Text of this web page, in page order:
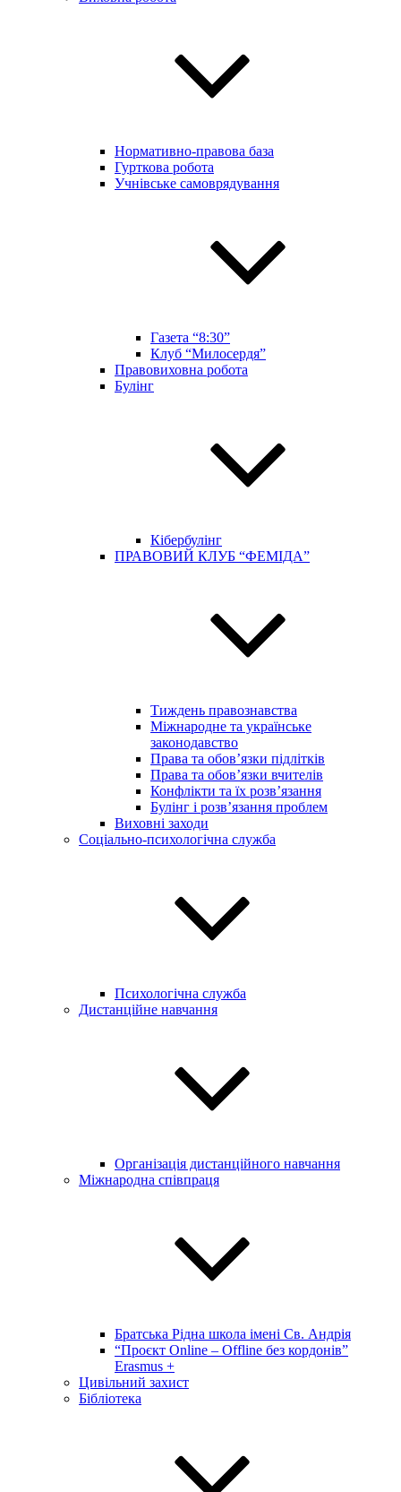
Нормативно-правова база
Гурткова робота
Учнівське самоврядування
Газета “8:30”
Клуб “Милосердя”
Правовиховна робота
Булінг
Кібербулінг
ПРАВОВИЙ КЛУБ “ФЕМІДА”
Тиждень правознавства
Міжнародне та українське
законодавство
Права та обов’язки підлітків
Права та обов’язки вчителів
Конфлікти та їх розв’язання
Булінг і розв’язання проблем
Виховні заходи
Соціально-психологічна служба
Психологічна служба
Дистанційне навчання
Організація дистанційного навчання
Міжнародна співпраця
Братська Рідна школа імені Св. Андрія
“Проєкт Online – Offline без кордонів”
Erasmus +
Цивільний захист
Бібліотека